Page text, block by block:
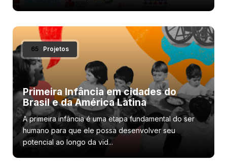
65 Projetos
Primeira Infância em cidades do
Brasil e da América Latina
A primeira infância é uma etapa fundamental do ser
humano para que ele possa desenvolver seu
potencial ao longo da vid...